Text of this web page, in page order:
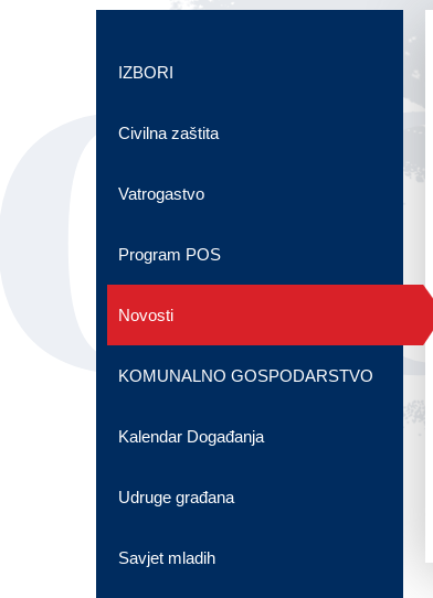
IZBORI
Civilna zaštita
Vatrogastvo
Program POS
Novosti
KOMUNALNO GOSPODARSTVO
Kalendar Događanja
Udruge građana
Savjet mladih